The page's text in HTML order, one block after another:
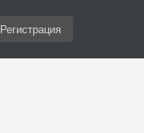
Регистрация